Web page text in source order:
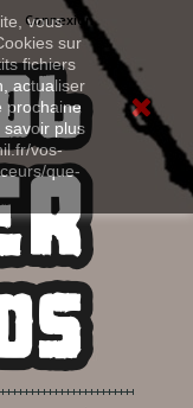
vous
sur
fichiers
actualiser
prochaine
plus
vos-
que-
Connexion